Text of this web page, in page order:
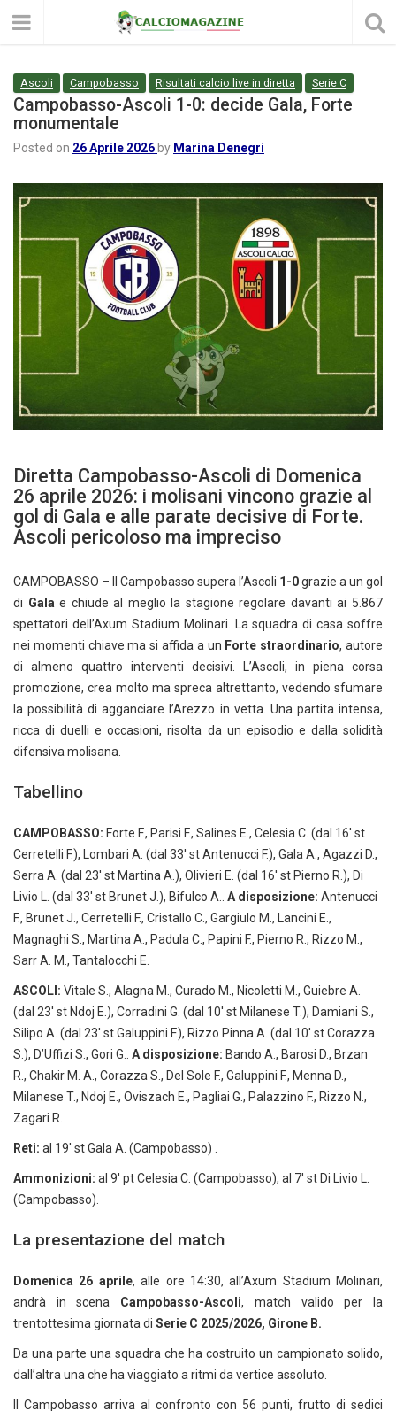
Ascoli Campobasso Risultati calcio live in diretta Serie C
Campobasso-Ascoli 1-0: decide Gala, Forte
monumentale
Posted on 26 Aprile 2026 by Marina Denegri
Diretta Campobasso-Ascoli di Domenica
26 aprile 2026: i molisani vincono grazie al
gol di Gala e alle parate decisive di Forte.
Ascoli pericoloso ma impreciso
CAMPOBASSO – Il Campobasso supera l’Ascoli 1-0grazie a un gol
di Gala e chiude al meglio la stagione regolare davanti ai 5.867
spettatori dell’Axum Stadium Molinari. La squadra di casa soffre
nei momenti chiave ma si affida a un Forte straordinario, autore
di almeno quattro interventi decisivi. L’Ascoli, in piena corsa
promozione, crea molto ma spreca altrettanto, vedendo sfumare
la possibilità di agganciare l’Arezzo in vetta. Una partita intensa,
ricca di duelli e occasioni, risolta da un episodio e dalla solidità
difensiva molisana.
Tabellino
CAMPOBASSO: Forte F., Parisi F., Salines E., Celesia C. (dal 16′ st
Cerretelli F.), Lombari A. (dal 33′ st Antenucci F.), Gala A., Agazzi D.,
Serra A. (dal 23′ st Martina A.), Olivieri E. (dal 16′ st Pierno R.), Di
Livio L. (dal 33′ st Brunet J.), Bifulco A.. A disposizione: Antenucci
F., Brunet J., Cerretelli F., Cristallo C., Gargiulo M., Lancini E.,
Magnaghi S., Martina A., Padula C., Papini F., Pierno R., Rizzo M.,
Sarr A. M., Tantalocchi E.
ASCOLI: Vitale S., Alagna M., Curado M., Nicoletti M., Guiebre A.
(dal 23′ st Ndoj E.), Corradini G. (dal 10′ st Milanese T.), Damiani S.,
Silipo A. (dal 23′ st Galuppini F.), Rizzo Pinna A. (dal 10′ st Corazza
S.), D’Uffizi S., Gori G.. A disposizione: Bando A., Barosi D., Brzan
R., Chakir M. A., Corazza S., Del Sole F., Galuppini F., Menna D.,
Milanese T., Ndoj E., Oviszach E., Pagliai G., Palazzino F., Rizzo N.,
Zagari R.
Reti: al 19′ st Gala A. (Campobasso) .
Ammonizioni: al 9′ pt Celesia C. (Campobasso), al 7′ st Di Livio L.
(Campobasso).
La presentazione del match
Domenica 26 aprile, alle ore 14:30, all’Axum Stadium Molinari,
andrà in scena Campobasso-Ascoli, match valido per la
trentottesima giornata di Serie C 2025/2026, Girone B.
Da una parte una squadra che ha costruito un campionato solido,
dall’altra una che ha viaggiato a ritmi da vertice assoluto.
Il Campobasso arriva al confronto con 56 punti, frutto di sedici